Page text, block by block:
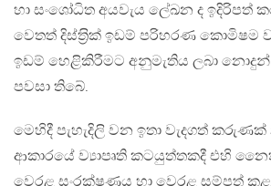
හා සංශෝධිත අයවැය ලේඛන ද ඉදිරිපත්
වෙතත් දිස්ත‍්‍රික් ඉඩම් පරිහරණ කොමිෂම
ඉඩම් හෙළිකිරීමට අනුමැතිය ලබා
පවසා තිබේ.
මෙහිදී පැහැදිලි වන ඉතා වැදගත්
ආකාරයේ ව්‍යාපෘති කටයුත්තකදී එහි
වෙරළ සංරක්ෂණය හා වෙරළ සම්පත්